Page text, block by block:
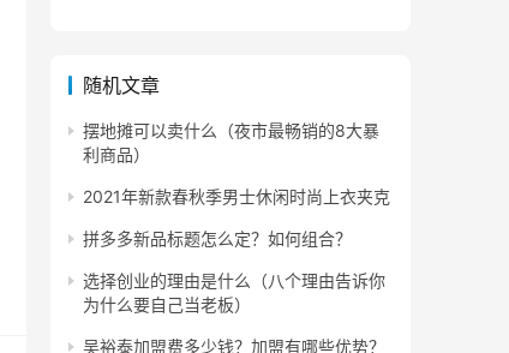
随机文章
摆地摊可以卖什么（夜市最畅销的8大暴
利商品）
2021年新款春秋季男士休闲时尚上衣夹克
拼多多新品标题怎么定？如何组合？
选择创业的理由是什么（八个理由告诉你
为什么要自己当老板）
吴裕泰加盟费多少钱？加盟有哪些优势？